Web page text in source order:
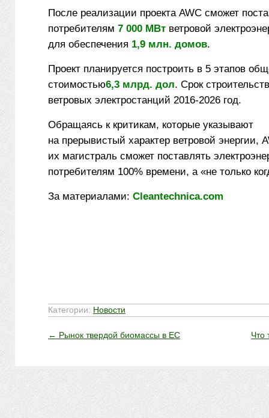
После реализации проекта AWC сможет
потребителям 7 000 МВт ветровой
для обеспечения 1,9 млн. домов.
Проект планируется построить в 5 этапов
стоимостью6,3 млрд. дол. Срок
ветровых электростанций 2016-2026 год.
Обращаясь к критикам, которые указывают
на прерывистый характер ветровой энергии,
их магистраль сможет поставлять
потребителям 100% времени, а «не только
За материалами: Cleantechnica.com
Категории: Новости
← Рынок твердой биомассы в ЕС Что